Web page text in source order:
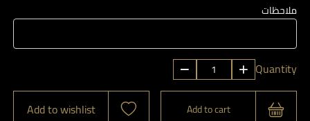
ملاحظات
Quantity
الباقة
اللطيفة
4
quantity
Add to cart
Add to wishlist